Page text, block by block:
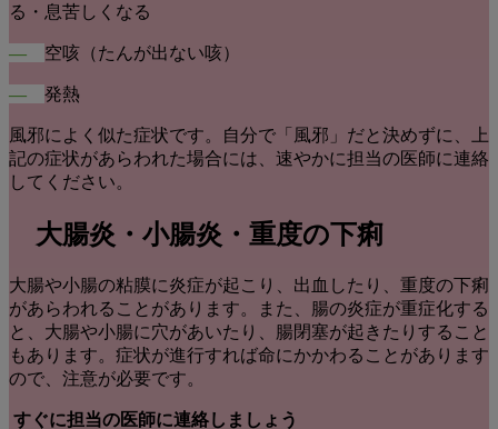
る・息苦しくなる
― 空咳（たんが出ない咳）
― 発熱
風邪によく似た症状です。自分で「風邪」だと決めずに、上
記の症状があらわれた場合には、速やかに担当の医師に連絡
してください。
大腸炎・小腸炎・重度の下痢
大腸や小腸の粘膜に炎症が起こり、出血したり、重度の下痢
があらわれることがあります。また、腸の炎症が重症化する
と、大腸や小腸に穴があいたり、腸閉塞が起きたりすること
もあります。症状が進行すれば命にかかわることがあります
ので、注意が必要です。
すぐに担当の医師に連絡しましょう